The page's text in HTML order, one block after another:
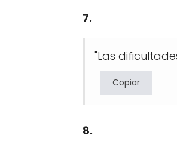
7.
"Las
Copiar
8.